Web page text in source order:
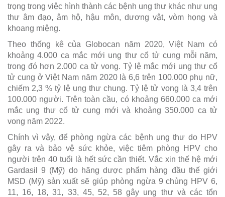
trọng trong việc hình thành các bệnh ung thư khác như ung
thư âm đạo, âm hộ, hậu môn, dương vật, vòm họng và
khoang miệng.
Theo thống kê của Globocan năm 2020, Việt Nam có
khoảng 4.000 ca mắc mới ung thư cổ tử cung mỗi năm,
trong đó hơn 2.000 ca tử vong. Tỷ lệ mắc mới ung thư cổ
tử cung ở Việt Nam năm 2020 là 6,6 trên 100.000 phụ nữ,
chiếm 2,3 % tỷ lệ ung thư chung. Tỷ lệ tử vong là 3,4 trên
100.000 người. Trên toàn cầu, có khoảng 660.000 ca mới
mắc ung thư cổ tử cung mới và khoảng 350.000 ca tử
vong năm 2022.
Chính vì vậy, để phòng ngừa các bệnh ung thư do HPV
gây ra và bảo vệ sức khỏe, việc tiêm phòng HPV cho
người trên 40 tuổi là hết sức cần thiết. Vắc xin thế hệ mới
Gardasil 9 (Mỹ) do hãng dược phẩm hàng đầu thế giới
MSD (Mỹ) sản xuất sẽ giúp phòng ngừa 9 chủng HPV 6,
11, 16, 18, 31, 33, 45, 52, 58 gây ung thư và các tổn